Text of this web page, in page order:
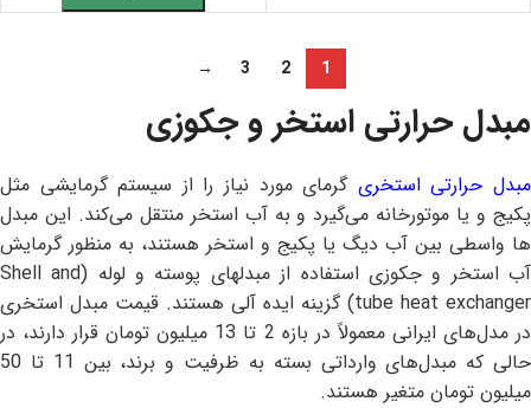
1
2
3
→
مبدل حرارتی استخر و جکوزی
مبدل حرارتی استخری گرمای مورد نیاز را از سیستم گرمایشی مثل
پکیج و یا موتورخانه می‌گیرد و به آب استخر منتقل می‌کند. این مبدل
ها واسطی بین آب دیگ یا پکیج و استخر هستند، به منظور گرمایش
آب استخر و جکوزی استفاده از مبدلهای پوسته و لوله (Shell and
tube heat exchanger) گزینه ایده آلی هستند. قیمت مبدل استخری
در مدل‌های ایرانی معمولاً در بازه 2 تا 13 میلیون تومان قرار دارند، در
حالی که مبدل‌های وارداتی بسته به ظرفیت و برند، بین 11 تا 50
میلیون تومان متغیر هستند.